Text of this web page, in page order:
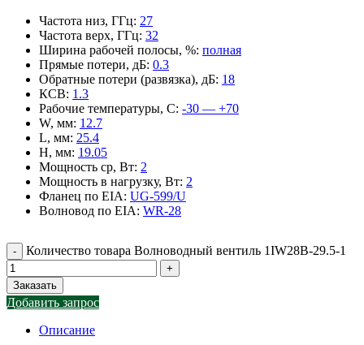
Частота низ, ГГц: 27
Частота верх, ГГц: 32
Ширина рабочей полосы, %: полная
Прямые потери, дБ: 0.3
Обратные потери (развязка), дБ: 18
КСВ: 1.3
Рабочие температуры, С: -30 — +70
W, мм: 12.7
L, мм: 25.4
H, мм: 19.05
Мощность ср, Вт: 2
Мощность в нагрузку, Вт: 2
Фланец по EIA: UG-599/U
Волновод по EIA: WR-28
Количество товара Волноводный вентиль 1IW28B-29.5-1
Заказать
Добавить запрос
Описание